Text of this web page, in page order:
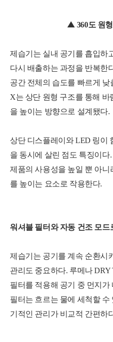
▲ 360도 원
제습기는 실내 공기를 흡입하
다시 배출하는 과정을 반복한
공간 전체의 습도를 빠르게 낮
X는 상단 원형 구조를 통해
을 높이는 방향으로 설계됐다.
상단 디스플레이와 LED 링이
을 동시에 살린 점도 특징이
제품의 사용성을 높일 뿐 아
를 높이는 요소로 작용한다.
워셔블 필터와 자동 건조 모드
제습기는 공기를 계속 순환시
관리도 중요하다. 루메나
필터를 적용해 공기 중 먼지
필터는 흐르는 물에 세척할
기적인 관리가 비교적 간편하